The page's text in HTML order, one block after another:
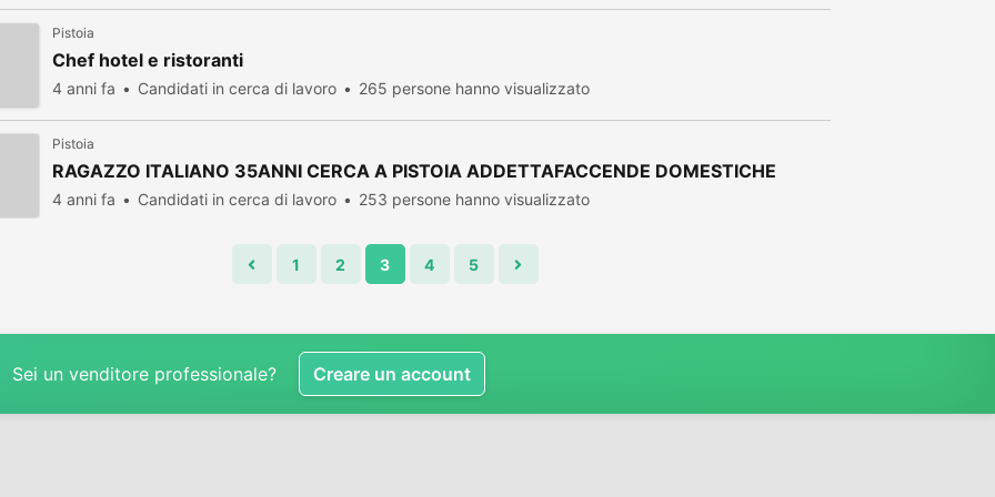
Pistoia
Chef hotel e ristoranti
4 anni fa Candidati in cerca di lavoro 265 persone hanno visualizzato
Pistoia
RAGAZZO ITALIANO 35ANNI CERCA A PISTOIA ADDETTAFACCENDE DOMESTICHE
4 anni fa Candidati in cerca di lavoro 253 persone hanno visualizzato
1 2 3 4 5
Sei un venditore professionale? Creare un account